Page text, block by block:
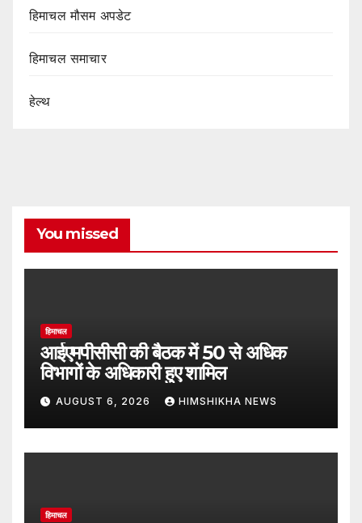
हिमाचल मौसम अपडेट
हिमाचल समाचार
हेल्थ
You missed
हिमाचल
आईएमपीसीसी की बैठक में 50 से अधिक
विभागों के अधिकारी हुए शामिल
AUGUST 6, 2026 HIMSHIKHA NEWS
हिमाचल